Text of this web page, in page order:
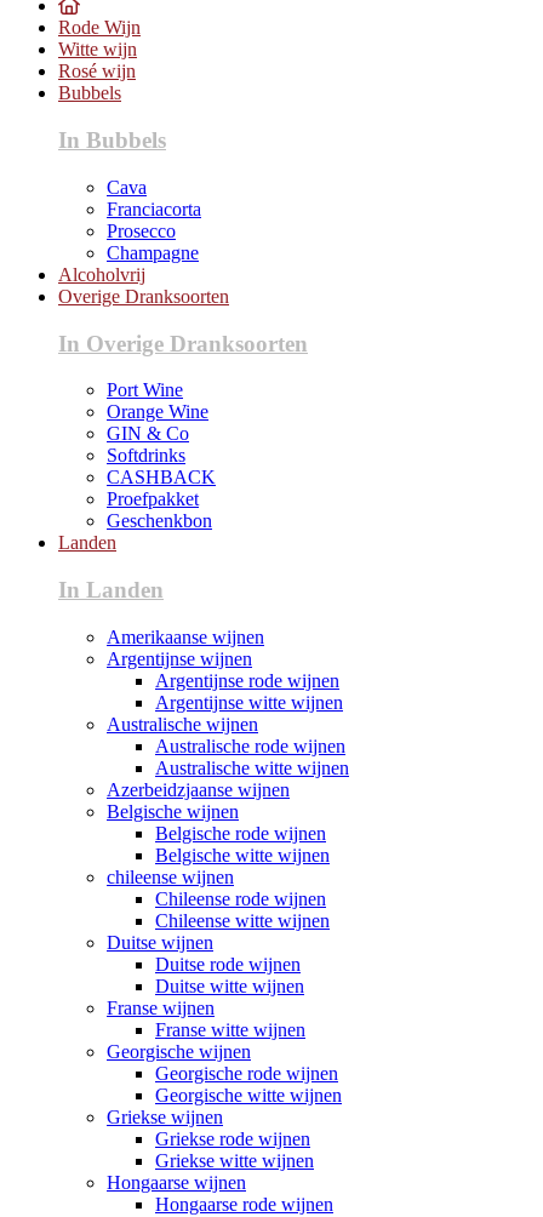
Rode Wijn
Witte wijn
Rosé wijn
Bubbels
In Bubbels
Cava
Franciacorta
Prosecco
Champagne
Alcoholvrij
Overige Dranksoorten
In Overige Dranksoorten
Port Wine
Orange Wine
GIN & Co
Softdrinks
CASHBACK
Proefpakket
Geschenkbon
Landen
In Landen
Amerikaanse wijnen
Argentijnse wijnen
Argentijnse rode wijnen
Argentijnse witte wijnen
Australische wijnen
Australische rode wijnen
Australische witte wijnen
Azerbeidzjaanse wijnen
Belgische wijnen
Belgische rode wijnen
Belgische witte wijnen
chileense wijnen
Chileense rode wijnen
Chileense witte wijnen
Duitse wijnen
Duitse rode wijnen
Duitse witte wijnen
Franse wijnen
Franse witte wijnen
Georgische wijnen
Georgische rode wijnen
Georgische witte wijnen
Griekse wijnen
Griekse rode wijnen
Griekse witte wijnen
Hongaarse wijnen
Hongaarse rode wijnen